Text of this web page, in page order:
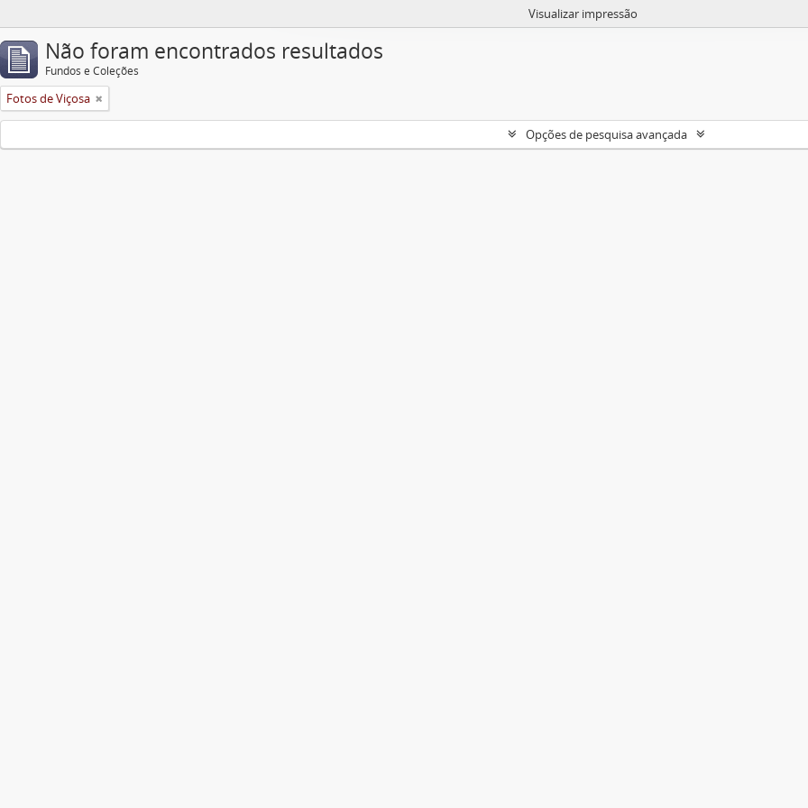
Visualizar impressão
Não foram encontrados resultados
Fundos e Coleções
Fotos de Viçosa
Opções de pesquisa avançada